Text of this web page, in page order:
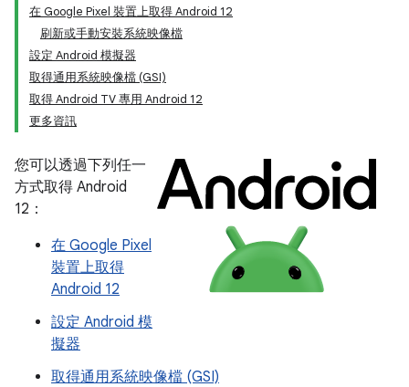
在 Google Pixel 裝置上取得 Android 12
刷新或手動安裝系統映像檔
設定 Android 模擬器
取得通用系統映像檔 (GSI)
取得 Android TV 專用 Android 12
更多資訊
您可以透過下列任一
方式取得 Android
12：
在 Google Pixel
裝置上取得
Android 12
設定 Android 模
擬器
取得通用系統映像檔 (GSI)